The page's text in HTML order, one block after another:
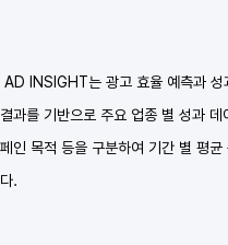
AD INSIGHT는 광고 효율 예측과 성
과를 기반으로 주요 업종 별 성과 데
인 목적 등을 구분하여 기간 별 평
.